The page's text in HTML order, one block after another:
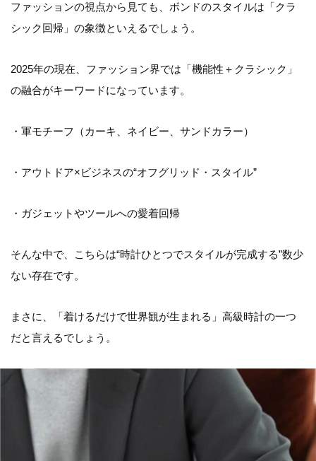
ファッションの視点から見ても、ボンドのスタイルは「クラ
シック回帰」の象徴といえるでしょう。
2025年の現在、ファッション界では「機能性＋クラシック」
の融合がキーワードになっています。
・軍モチーフ（カーキ、ネイビー、サンドカラー）
・アウトドア×ビジネスの“オフグリッド・スタイル”
・ガジェットやツールへの愛着回帰
そんな中で、こちらは“時計ひとつでスタイルが完成する”数少
ない存在です。
まさに、「着けるだけで世界観が生まれる」高級時計の一つ
だと言えるでしょう。